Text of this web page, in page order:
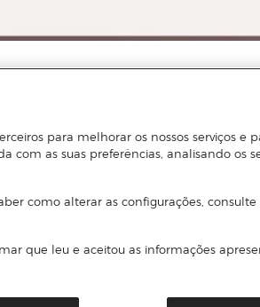
para melhorar os nossos serviços e
com as suas preferências, analisando os
como alterar as configurações, consulte
que leu e aceitou as informações